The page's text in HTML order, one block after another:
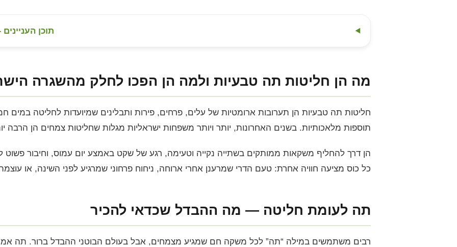
תוכן
מה הן חליטות תה טבעיות ולמה הן הפכו לחלק מהשגרה
חליטות תה טבעיות הן תערובות ארומטיות של עלים, פרחים, פירות ותבלינים שמיועדות לחליטה במים
תוספות מלאכותיות. בשנים האחרונות, יותר ויותר משפחות ישראליות מגלות שחליטות צמחים הן הרבה
הן דרך להחליף משקאות ממותקים בשתייה נקייה וטעימה, רגע של שקט באמצע יום עמוס, וחיבור
כל כוס מציעה חוויה אחרת: טעם הדרי שמרענן אחרי ארוחה, ניחוח פרחוני שמרגיע לפני השינה, או
תה לעומת חליטה — מה ההבדל שכדאי להכיר
רבים משתמשים במילה “תה” לכל משקה חם שמגיע מצמחים, אבל בעולם הבוטני ההבדל ברור. תה